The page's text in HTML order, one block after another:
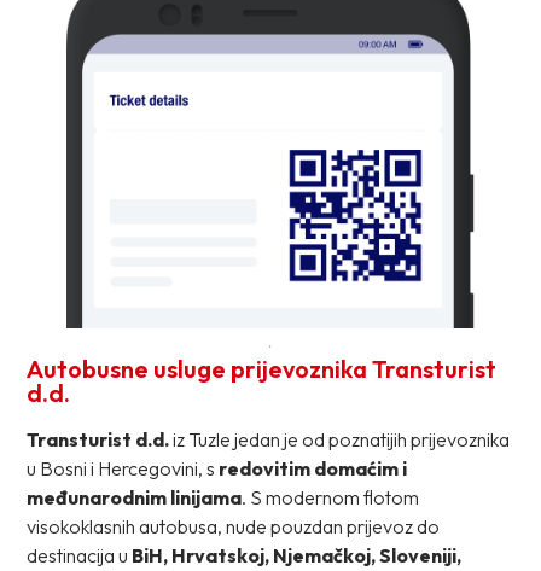
Autobusne usluge prijevoznika Transturist
d.d.
Transturist d.d.iz Tuzle jedan je od poznatijih prijevoznika
u Bosni i Hercegovini, s redovitim domaćim i
međunarodnim linijama. S modernom flotom
visokoklasnih autobusa, nude pouzdan prijevoz do
destinacija u BiH, Hrvatskoj, Njemačkoj, Sloveniji,